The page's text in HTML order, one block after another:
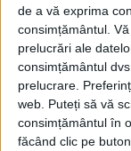
de a vă exprima
consimțământul.
prelucrări ale
consimțământul
prelucrare.
web. Puteți să vă
consimțământul în
făcând clic pe